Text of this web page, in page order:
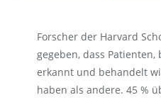
Forscher der Harvard
gegeben, dass
erkannt und behandelt
haben als andere. 45 %